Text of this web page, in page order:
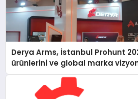
Derya Arms, İstanbul Prohunt
ürünlerini ve global marka